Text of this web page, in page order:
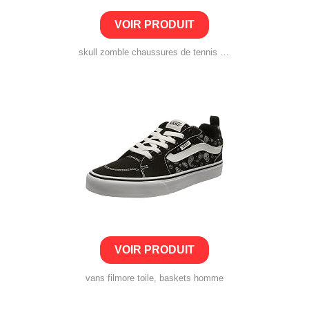
VOIR PRODUIT
skull zomble chaussures de tennis plates pour homme et femme
VOIR PRODUIT
vans filmore toile, baskets homme